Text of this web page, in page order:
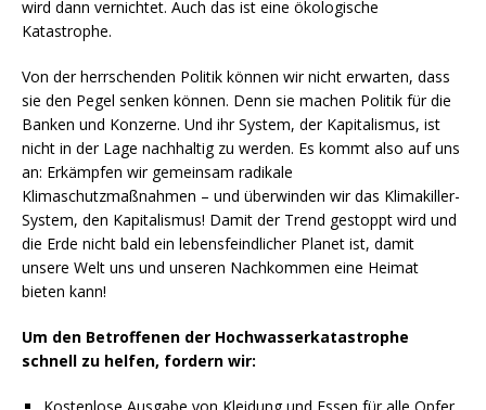
wird dann vernichtet. Auch das ist eine ökologische
Katastrophe.
Von der herrschenden Politik können wir nicht erwarten, dass
sie den Pegel senken können. Denn sie machen Politik für die
Banken und Konzerne. Und ihr System, der Kapitalismus, ist
nicht in der Lage nachhaltig zu werden. Es kommt also auf uns
an: Erkämpfen wir gemeinsam radikale
Klimaschutzmaßnahmen – und überwinden wir das Klimakiller-
System, den Kapitalismus! Damit der Trend gestoppt wird und
die Erde nicht bald ein lebensfeindlicher Planet ist, damit
unsere Welt uns und unseren Nachkommen eine Heimat
bieten kann!
Um den Betroffenen der Hochwasserkatastrophe
schnell zu helfen, fordern wir:
Kostenlose Ausgabe von Kleidung und Essen für alle Opfer